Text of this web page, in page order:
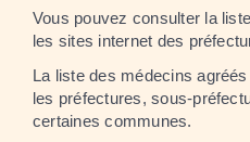
Vous pouvez consulter la
les sites internet des
La liste des médecins
les préfectures, sous-
certaines communes.